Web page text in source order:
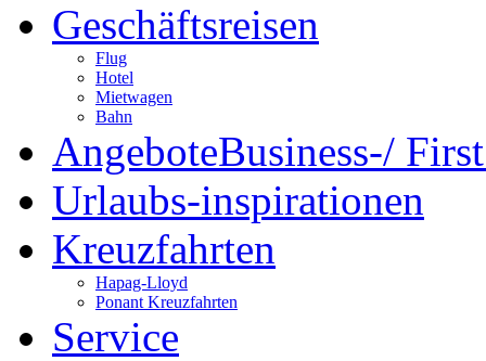
Geschäftsreisen
Flug
Hotel
Mietwagen
Bahn
AngeboteBusiness-/
Urlaubs-inspirationen
Kreuzfahrten
Hapag-Lloyd
Ponant Kreuzfahrten
Service